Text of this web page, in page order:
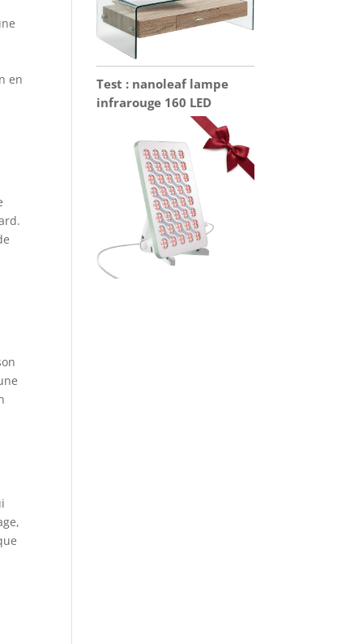
en
Test : nanoleaf lampe
infrarouge 160 LED